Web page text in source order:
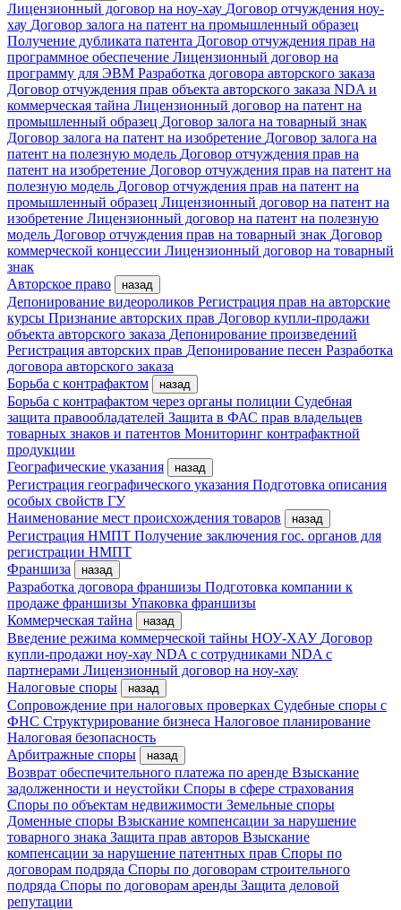
Лицензионный договор на ноу-хау Договор отчуждения ноу-
хау Договор залога на патент на промышленный образец
Получение дубликата патента Договор отчуждения прав на
программное обеспечение Лицензионный договор на
программу для ЭВМ Разработка договора авторского заказа
Договор отчуждения прав объекта авторского заказа NDA и
коммерческая тайна Лицензионный договор на патент на
промышленный образец Договор залога на товарный знак
Договор залога на патент на изобретение Договор залога на
патент на полезную модель Договор отчуждения прав на
патент на изобретение Договор отчуждения прав на патент на
полезную модель Договор отчуждения прав на патент на
промышленный образец Лицензионный договор на патент на
изобретение Лицензионный договор на патент на полезную
модель Договор отчуждения прав на товарный знак Договор
коммерческой концессии Лицензионный договор на товарный
знак
Авторское право
назад
Депонирование видеороликов Регистрация прав на авторские
курсы Признание авторских прав Договор купли-продажи
объекта авторского заказа Депонирование произведений
Регистрация авторских прав Депонирование песен Разработка
договора авторского заказа
Борьба с контрафактом
назад
Борьба с контрафактом через органы полиции Судебная
защита правообладателей Защита в ФАС прав владельцев
товарных знаков и патентов Мониторинг контрафактной
продукции
Географические указания
назад
Регистрация географического указания Подготовка описания
особых свойств ГУ
Наименование мест происхождения товаров
назад
Регистрация НМПТ Получение заключения гос. органов для
регистрации НМПТ
Франшиза
назад
Разработка договора франшизы Подготовка компании к
продаже франшизы Упаковка франшизы
Коммерческая тайна
назад
Введение режима коммерческой тайны НОУ-ХАУ Договор
купли-продажи ноу-хау NDA с сотрудниками NDA с
партнерами Лицензионный договор на ноу-хау
Налоговые споры
назад
Сопровождение при налоговых проверках Судебные споры с
ФНС Структурирование бизнеса Налоговое планирование
Налоговая безопасность
Арбитражные споры
назад
Возврат обеспечительного платежа по аренде Взыскание
задолженности и неустойки Споры в сфере страхования
Споры по объектам недвижимости Земельные споры
Доменные споры Взыскание компенсации за нарушение
товарного знака Защита прав авторов Взыскание
компенсации за нарушение патентных прав Споры по
договорам подряда Споры по договорам строительного
подряда Споры по договорам аренды Защита деловой
репутации